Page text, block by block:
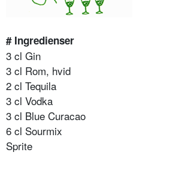
# Ingredienser
3 cl Gin
3 cl Rom, hvid
2 cl Tequila
3 cl Vodka
3 cl Blue Curacao
6 cl Sourmix
Sprite